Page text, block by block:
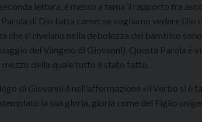
lettura, è messo a tema il rapporto tra
Parola di Dio fatta carne: se vogliamo vedere Dio
che si rivelano nella debolezza del bambino
del Vangelo di Giovanni). Questa Parola è
mezzo della quale tutto è stato fatto.
di Giovanni è nell’affermazione «il Verbo si è
la sua gloria, gloria come del Figlio